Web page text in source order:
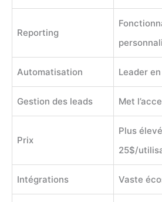
Reporting
Automatisation Leader
Gestion des leads Met
Prix
Plus
25$/
Intégrations Vaste